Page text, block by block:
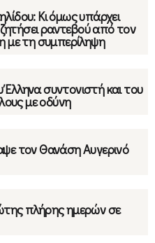
Κι όμως υπάρχει
ζητήσει ραντεβού από τον
με τη συμπερίληψη
συντονιστή και του
με οδύνη
τον Θανάση Αυγερινό
πλήρης ημερών σε